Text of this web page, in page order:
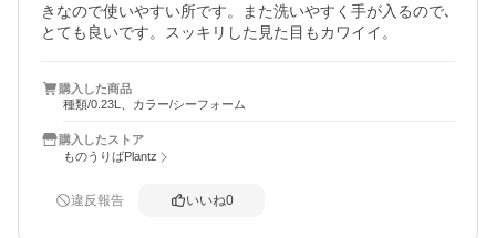
きなので使いやすい所です。また洗いやすく手が入るので､
とても良いです。スッキリした見た目もカワイイ。
購入した商品
種類/0.23L、カラー/シーフォーム
購入したストア
ものうりばPlantz
違反報告 いいね0